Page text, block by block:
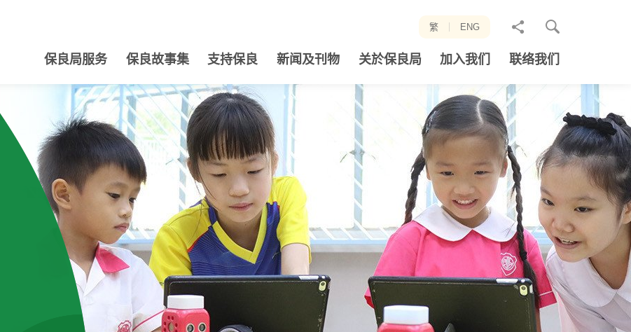
繁 ENG
分
至
保良局服务 保良故事集 支持保良 新闻及刊物 关於保良局 加入我们 联络我们